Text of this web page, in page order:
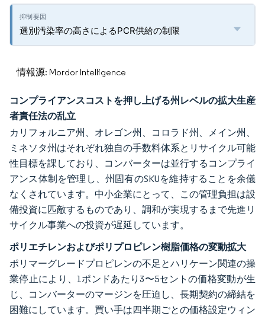
選別汚染率の高さによるPCR供給の制限
情報源: Mordor Intelligence
コンプライアンスコストを押し上げる州レベルの拡大生産
者責任法の乱立
カリフォルニア州、オレゴン州、コロラド州、メイン州、
ミネソタ州はそれぞれ独自の手数料体系とリサイクル可能
性目標を課しており、コンバーターは並行するコンプライ
アンス体制を管理し、州固有のSKUを維持することを余儀
なくされています。中小企業にとって、この管理負担は設
備投資に匹敵するものであり、調和が実現するまで先進リ
サイクル事業への投資が遅延しています。
ポリエチレンおよびポリプロピレン樹脂価格の変動拡大
ポリマーグレードプロピレンの不足とハリケーン関連の操
業停止により、1ポンドあたり3〜5セントの価格変動が生
じ、コンバーターのマージンを圧迫し、長期契約の締結を
困難にしています。買い手は四半期ごとの価格設定ウィン